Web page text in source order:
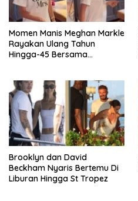
Momen Manis Meghan Markle
Rayakan Ulang Tahun
Hingga-45 Bersama
Brooklyn dan David
Beckham Nyaris Bertemu Di
Liburan Hingga St Tropez